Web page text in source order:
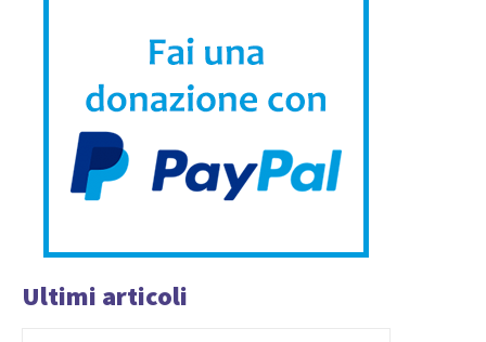
Ultimi articoli